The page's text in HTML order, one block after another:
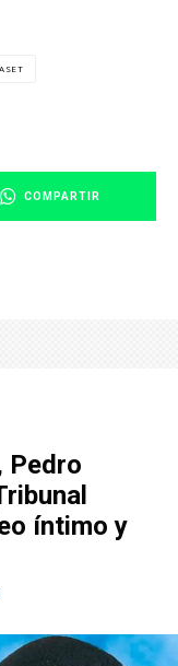
COMPARTIR
Pedro
íntimo y